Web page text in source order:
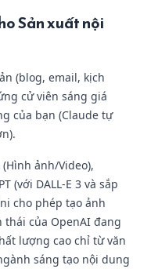
Sản xuất nội
(blog, email, kịch
cử viên sáng giá
của bạn (Claude tự
ảnh/Video),
(với DALL-E 3 và sắp
cho phép tạo ảnh
của OpenAI đang
lượng cao chỉ từ văn
sáng tạo nội dung